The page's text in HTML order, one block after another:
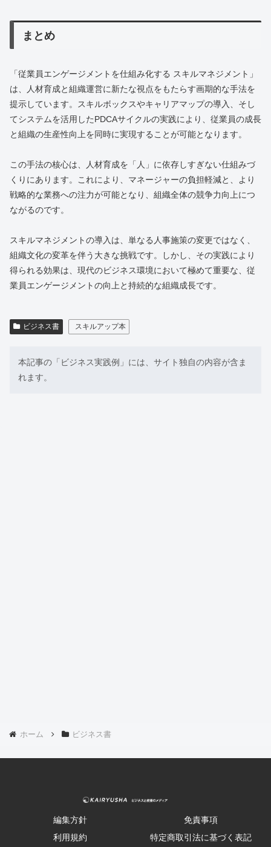
まとめ
「従業員エンゲージメントを仕組み化する スキルマネジメント」
は、人材育成と組織運営に新たな視点をもたらす画期的な手法を
提示しています。スキルボックスやキャリアマップの導入、そし
てシステムを活用したPDCAサイクルの実践により、従業員の成長
と組織の生産性向上を同時に実現することが可能となります。
この手法の核心は、人材育成を「人」に依存しすぎない仕組みづ
くりにあります。これにより、マネージャーの負担軽減と、より
戦略的な業務への注力が可能となり、組織全体の競争力向上につ
ながるのです。
スキルマネジメントの導入は、単なる人事施策の変更ではなく、
組織文化の変革を伴う大きな挑戦です。しかし、その実践により
得られる効果は、現代のビジネス環境において極めて重要な、従
業員エンゲージメントの向上と持続的な組織成長です。
ビジネス書 スキルアップ本
本記事の「ビジネス実践例」には、サイト独自の内容が含ま
れます。
ホーム ビジネス書
編集方針
免責事項
利用規約
特定商取引法に基づく表記